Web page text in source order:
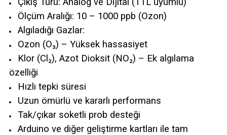
Ölçüm Aralığı: 10 – 1000 ppb (Ozon)
Algıladığı Gazlar:
Ozon (O₃) – Yüksek hassasiyet
Klor (Cl₂), Azot Dioksit (NO₂) – Ek algılama
özelliği
Hızlı tepki süresi
Uzun ömürlü ve kararlı performans
Tak/çıkar soketli prob desteği
Arduino ve diğer geliştirme kartları ile tam